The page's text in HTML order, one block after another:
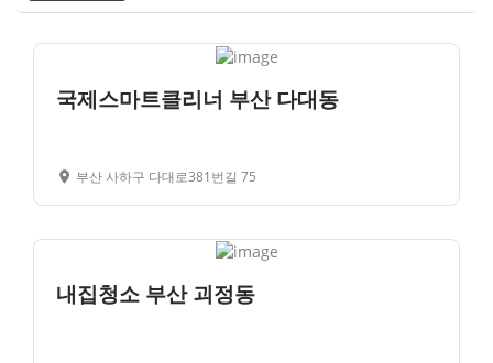
국제스마트클리너 부산 다대동
부산 사하구 다대로381번길 75
내집청소 부산 괴정동